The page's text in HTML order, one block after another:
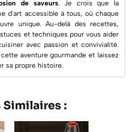
de saveurs. Je crois que la
d'art accessible à tous, où chaque
unique. Au-delà des recettes,
et techniques pour vous aider
avec passion et convivialité.
aventure gourmande et laissez
sa propre histoire.
: